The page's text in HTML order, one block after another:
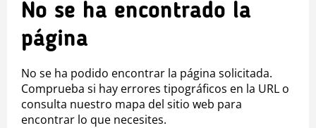
No se ha encontrado la
página
No se ha podido encontrar la página solicitada.
Comprueba si hay errores tipográficos en la URL o
consulta nuestro mapa del sitio web para
encontrar lo que necesites.